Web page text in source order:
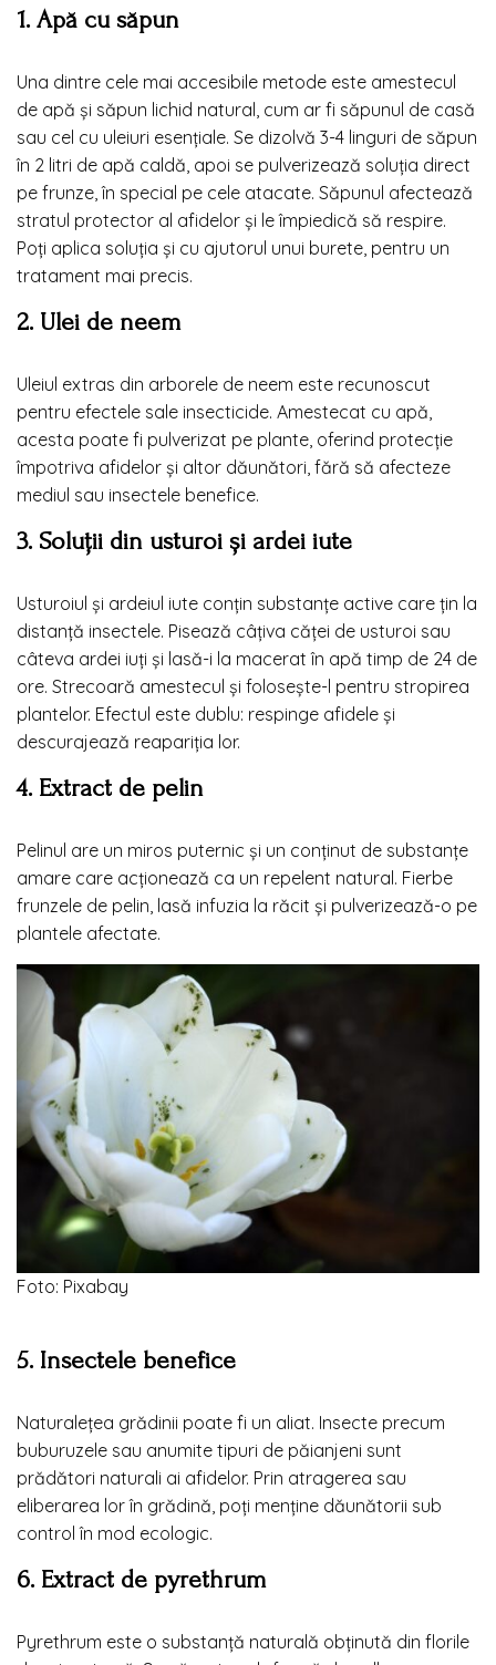
1. Apă cu săpun
Una dintre cele mai accesibile metode este amestecul
de apă și săpun lichid natural, cum ar fi săpunul de casă
sau cel cu uleiuri esențiale. Se dizolvă 3-4 linguri de săpun
în 2 litri de apă caldă, apoi se pulverizează soluția direct
pe frunze, în special pe cele atacate. Săpunul afectează
stratul protector al afidelor și le împiedică să respire.
Poți aplica soluția și cu ajutorul unui burete, pentru un
tratament mai precis.
2. Ulei de neem
Uleiul extras din arborele de neem este recunoscut
pentru efectele sale insecticide. Amestecat cu apă,
acesta poate fi pulverizat pe plante, oferind protecție
împotriva afidelor și altor dăunători, fără să afecteze
mediul sau insectele benefice.
3. Soluții din usturoi și ardei iute
Usturoiul și ardeiul iute conțin substanțe active care țin la
distanță insectele. Pisează câțiva căței de usturoi sau
câteva ardei iuți și lasă-i la macerat în apă timp de 24 de
ore. Strecoară amestecul și folosește-l pentru stropirea
plantelor. Efectul este dublu: respinge afidele și
descurajează reapariția lor.
4. Extract de pelin
Pelinul are un miros puternic și un conținut de substanțe
amare care acționează ca un repelent natural. Fierbe
frunzele de pelin, lasă infuzia la răcit și pulverizează-o pe
plantele afectate.
Foto: Pixabay
5. Insectele benefice
Naturalețea grădinii poate fi un aliat. Insecte precum
buburuzele sau anumite tipuri de păianjeni sunt
prădători naturali ai afidelor. Prin atragerea sau
eliberarea lor în grădină, poți menține dăunătorii sub
control în mod ecologic.
6. Extract de pyrethrum
Pyrethrum este o substanță naturală obținută din florile